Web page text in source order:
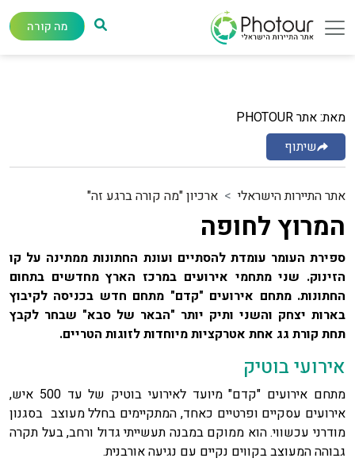
מה קורה
מאת: אתר PHOTOUR
שיתוף
אתר התיירות הישראלי ארכיון "מה קורה ברגע זה"
המרוץ לחופה
ספירת העומר עומדת להסתיים ועונת החתונות ממתינה על קו
הזינוק. שני מתחמי אירועים במרכז הארץ מחדשים בתחום
החתונות. מתחם אירועים "קדם" מתחם חדש בכניסה לקיבוץ
בארות יצחק והשני ותיק יותר "הבאר של סבא" שבחר לקבץ
תחת קורת גג אחת אטרקציות מיוחדות לזוגות הטריים.
אירועי בוטיק
מתחם אירועים "קדם" מיועד לאירועי בוטיק של עד 500 איש,
אירועים עסקיים ופרטיים כאחד, המתקיימים בחלל מעוצב בסגנון
מודרני עכשווי. הוא ממוקם במבנה תעשייתי גדול ורחב, בעל תקרה
גבוהה המעוצב בקווים נקיים עם נגיעה אורבנית.